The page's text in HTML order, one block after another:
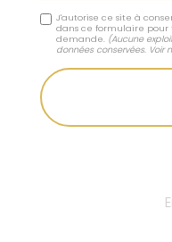
J'autorise ce site à
dans ce formulaire
demande. (Aucune
données conservées. Voir